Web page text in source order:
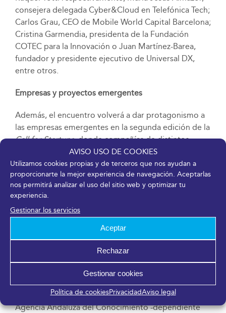
AVISO USO DE COOKIES
Utilizamos cookies propias y de terceros que nos ayudan a
proporcionarte la mejor experiencia de navegación. Aceptarlas
nos permitirá analizar el uso del sitio web y optimizar tu
experiencia.
Gestionar los servicios
Aceptar
Rechazar
Gestionar cookies
Política de cookiesPrivacidadAviso legal
consejera delegada Cyber&Cloud en Telefónica Tech;
Carlos Grau, CEO de Mobile World Capital Barcelona;
Cristina Garmendia, presidenta de la Fundación
COTEC para la Innovación o Juan Martínez-Barea,
fundador y presidente ejecutivo de Universal DX,
entre otros.
Empresas y proyectos emergentes
Además, el encuentro volverá a dar protagonismo a
las empresas emergentes en la segunda edición de la
Call for Startups,donde compañías de distintos
países con proyectos en materia dedeep tech
tendrán la oportunidad de aumentar su visibilidad
ante inversores nacionales e internacionales expertos
en el sector. El evento continúa igualmente con su
apoyo a la divulgación científica con la convocatoria
del VII Premio de Periodismo ‘Foro Transfiere’, en el
que se reconocerán las mejores aportaciones del
tecnología y la innovación.
La dirección ejecutiva de Transfiere recae en FYCMA
(Palacio de Ferias y Congresos de Málaga) y está
organizado por el Ayuntamiento de Málaga, la
Agencia Andaluza del Conocimiento -dependiente